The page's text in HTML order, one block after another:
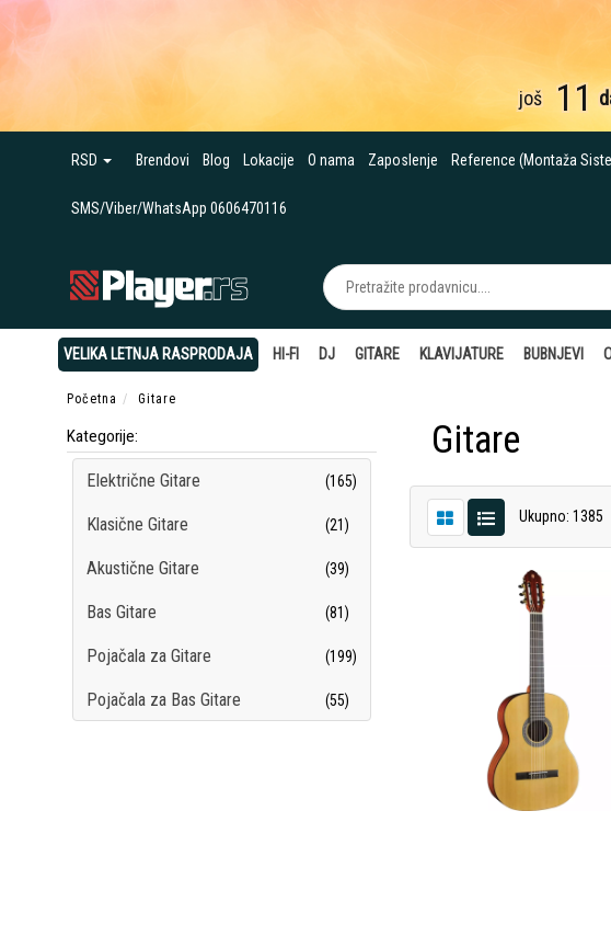
još 11
RSD Brendovi Blog Lokacije O nama Zaposlenje Reference (Montaža
SMS/Viber/WhatsApp 0606470116
VELIKA LETNJA RASPRODAJA HI-FI DJ GITARE KLAVIJATURE BUBNJEVI
Početna Gitare
Kategorije:
Električne Gitare (165)
Klasične Gitare (21)
Akustične Gitare (39)
Bas Gitare (81)
Pojačala za Gitare (199)
Pojačala za Bas Gitare (55)
Gitare
Ukupno: 1385